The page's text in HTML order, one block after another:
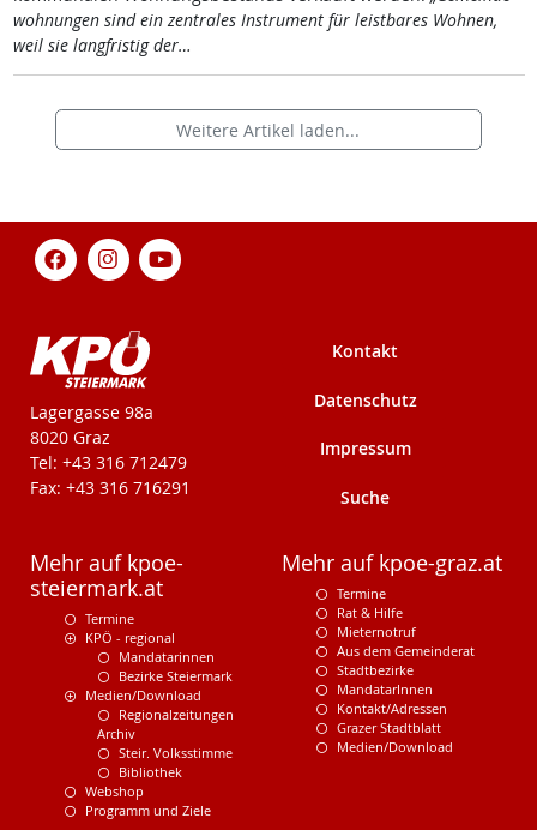
woh­nun­gen sind ein zen­tra­les In­stru­ment für leist­ba­res Woh­nen,
weil sie lang­fris­tig der…
Weitere Artikel laden...
KPÖ-Steiermark
Lagergasse 98a
8020 Graz
Tel: +43 316 712479
Fax: +43 316 716291
Kontakt
Datenschutz
Impressum
Suche
Mehr auf kpoe-
steiermark.at
Termine
KPÖ - regional
Mandatarinnen
Bezirke Steiermark
Medien/Download
Regionalzeitungen
Archiv
Steir. Volksstimme
Bibliothek
Webshop
Programm und Ziele
Mehr auf kpoe-graz.at
Termine
Rat & Hilfe
Mieternotruf
Aus dem Gemeinderat
Stadtbezirke
MandatarInnen
Kontakt/Adressen
Grazer Stadtblatt
Medien/Download